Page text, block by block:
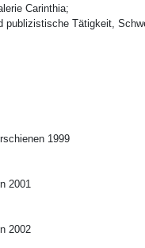
Carinthia;
publizistische Tätigkeit,
1999
2001
2002